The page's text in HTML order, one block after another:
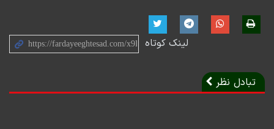
لینک کوتاه
تبادل نظر